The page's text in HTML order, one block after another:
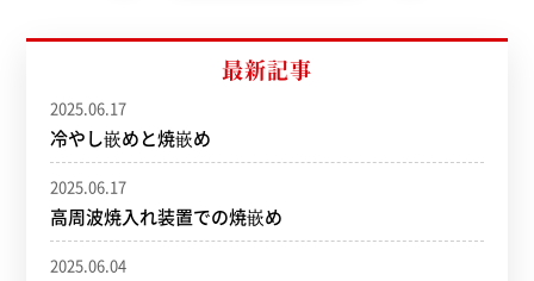
最新記事
2025.06.17
冷やし嵌めと焼嵌め
2025.06.17
高周波焼入れ装置での焼嵌め
2025.06.04